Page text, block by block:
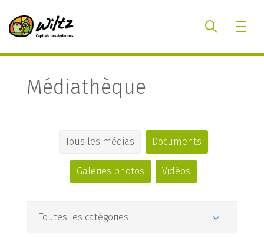
Médiathèque
Tous les médias Documents
Galeries photos Vidéos